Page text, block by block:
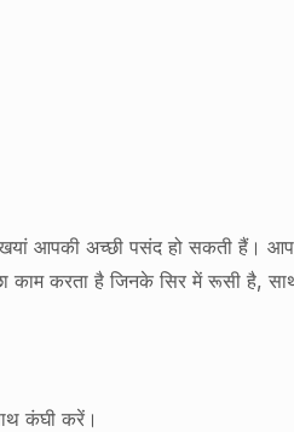
आपकी अच्छी पसंद हो सकती हैं।
काम करता है जिनके सिर में रूसी
कंघी करें।